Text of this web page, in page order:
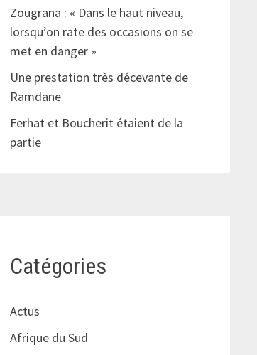
Zougrana : « Dans le haut niveau,
lorsqu’on rate des occasions on se
met en danger »
Une prestation très décevante de
Ramdane
Ferhat et Boucherit étaient de la
partie
Catégories
Actus
Afrique du Sud